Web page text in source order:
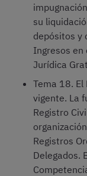
su
depósitos y
Ingresos en
Jurídica
Tema 18. El
vigente. La
Registro
Registros
Delegados.